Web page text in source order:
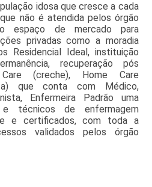
idosa que cresce a cada
não é atendida pelos órgão
espaço de mercado para
privadas como a moradia
Residencial Ideal, instituição
recuperação pós
(creche), Home Care
que conta com Médico,
Enfermeira Padrão uma
técnicos de enfermagem
e certificados, com toda a
validados pelos órgão